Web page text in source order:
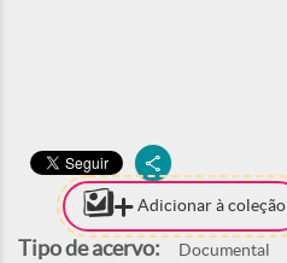
Adicionar à coleção
Tipo de acervo: Documental